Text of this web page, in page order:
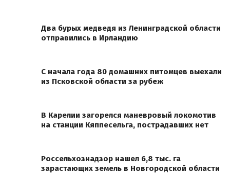
Два бурых медведя из Ленинградской области
отправились в Ирландию
С начала года 80 домашних питомцев выехали
из Псковской области за рубеж
В Карелии загорелся маневровый локомотив
на станции Кяппесельга, пострадавших нет
Россельхознадзор нашел 6,8 тыс. га
зарастающих земель в Новгородской области